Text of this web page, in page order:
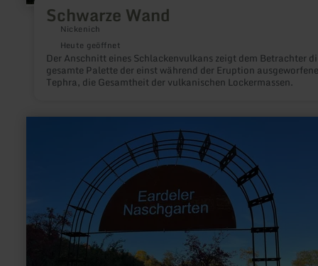
Schwarze Wand
Nickenich
Heute geöffnet
Der Anschnitt eines Schlackenvulkans zeigt dem Betrachter
gesamte Palette der einst während der Eruption
Tephra, die Gesamtheit der vulkanischen Lockermassen.